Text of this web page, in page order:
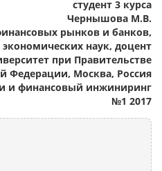
студент 3 курса
Чернышова М.В.
рынков и банков,
экономических наук, доцент
при Правительстве
Федерации, Москва, Россия
и финансовый инжиниринг
№1 2017